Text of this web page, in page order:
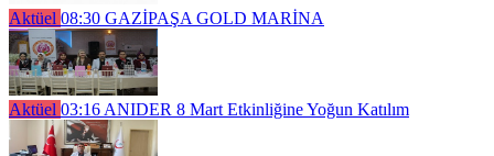
Aktüel 08:30 GAZİPAŞA GOLD MARİNA
Aktüel 03:16 ANIDER 8 Mart Etkinliğine Yoğun Katılım